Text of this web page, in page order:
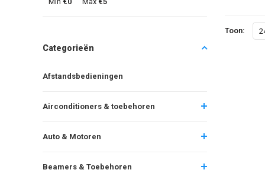
Categorieën
Afstandsbedieningen
Airconditioners & toebehoren
Auto & Motoren
Beamers & Toebehoren
Toon: